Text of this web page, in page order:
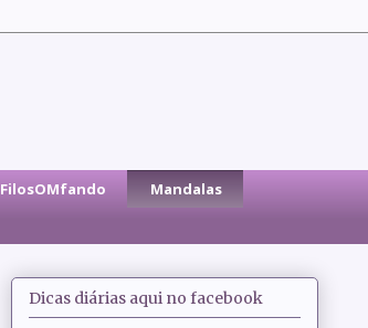
FilosOMfando Mandalas
Dicas diárias aqui no facebook